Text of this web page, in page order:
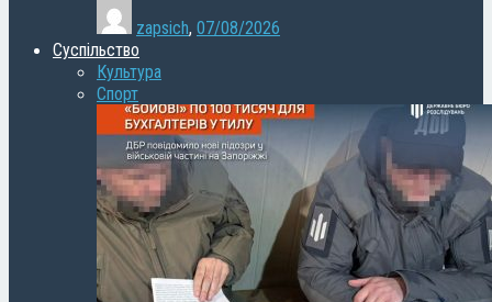
zapsich, 07/08/2026
Суспільство
Культура
Спорт